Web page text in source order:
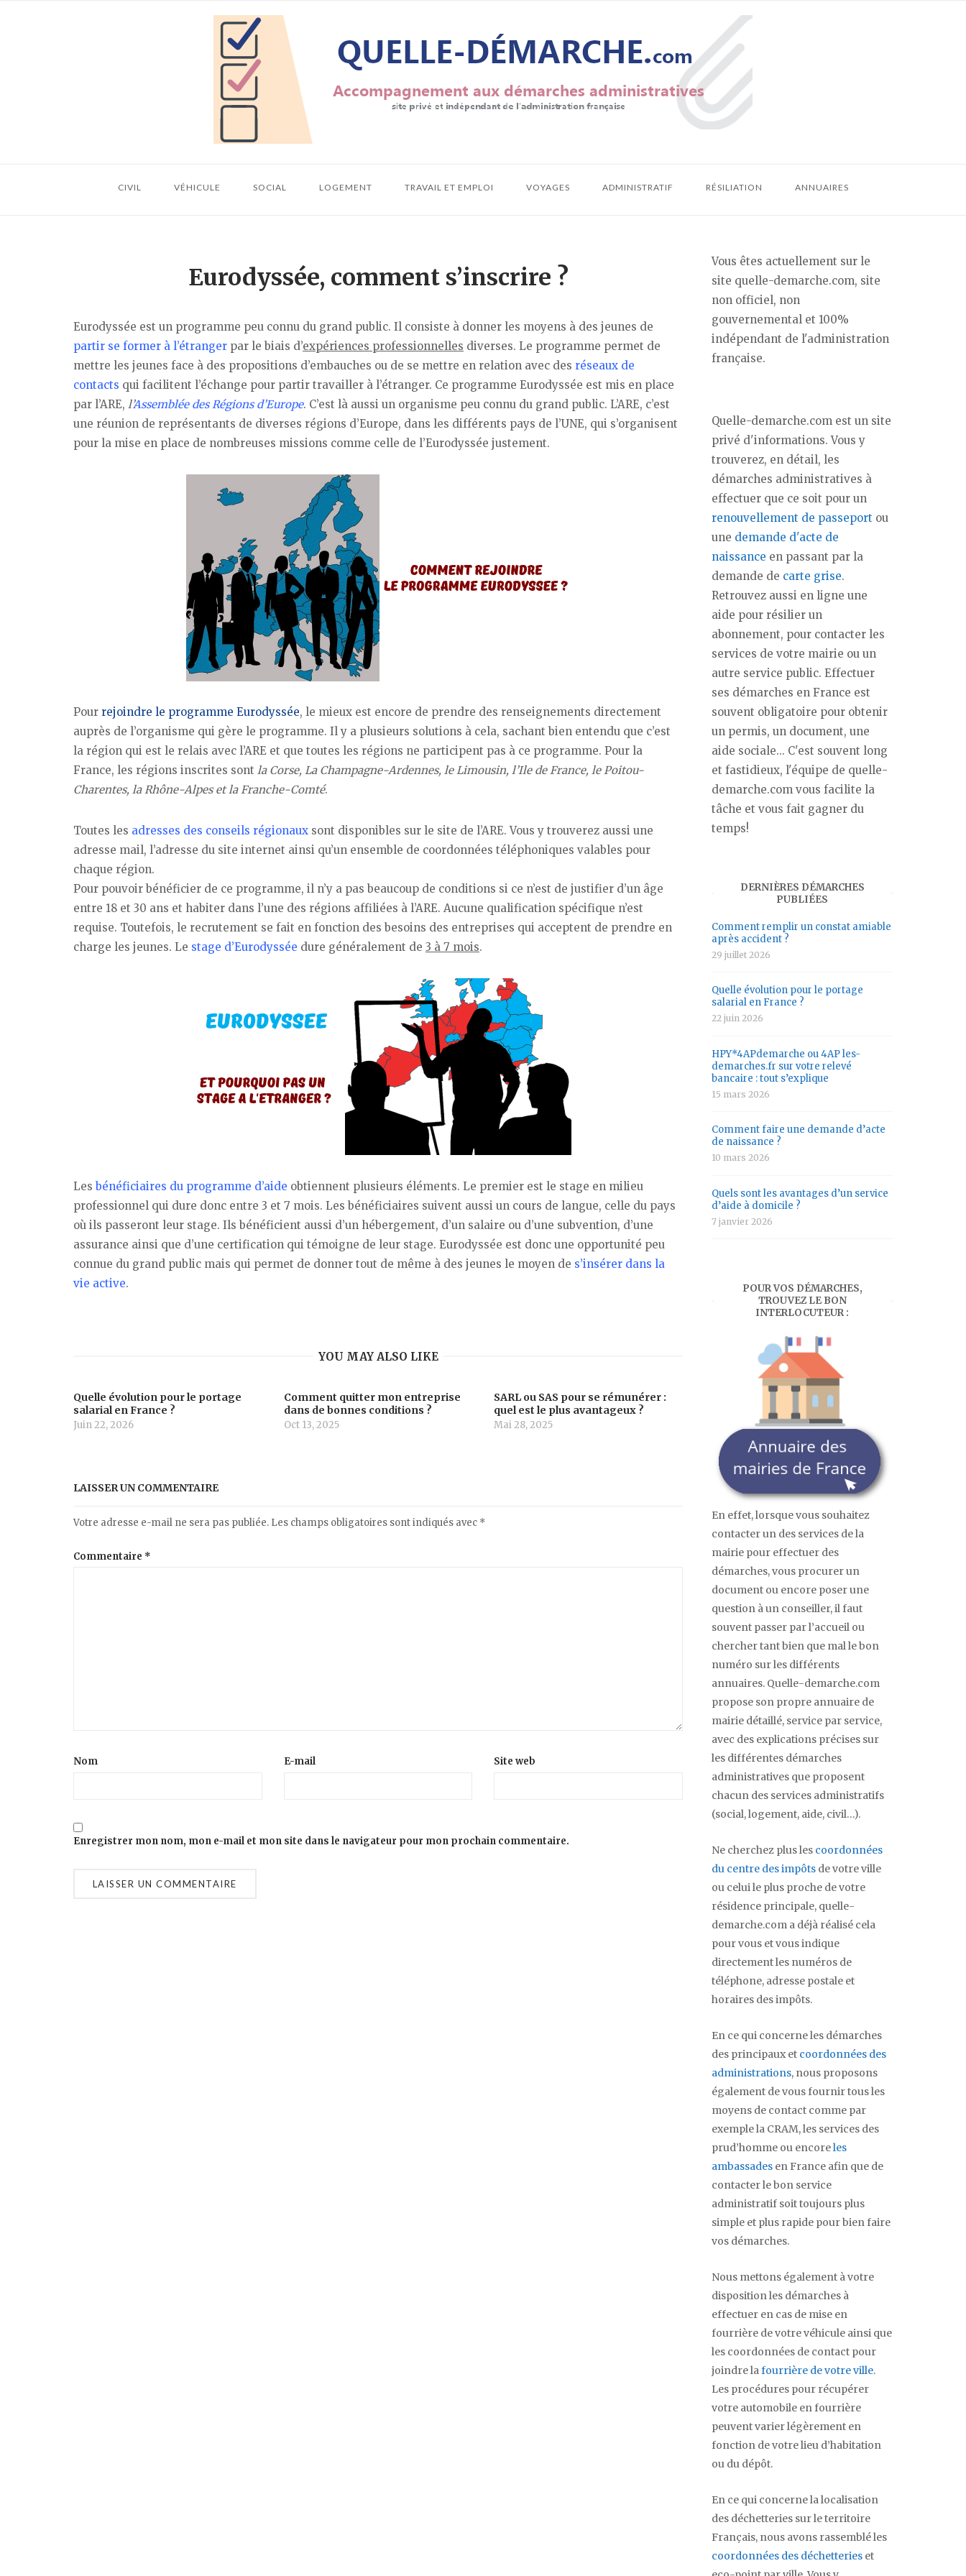
Home
CIVIL VÉHICULE SOCIAL LOGEMENT TRAVAIL ET EMPLOI VOYAGES ADMINISTRATIF RÉSILIATION ANNUAIRES
Eurodyssée, comment s’inscrire ?
Eurodyssée est un programme peu connu du grand public. Il consiste à donner les moyens à des jeunes de
partir se former à l’étranger par le biais d’expériences professionnelles diverses. Le programme permet de
mettre les jeunes face à des propositions d’embauches ou de se mettre en relation avec des réseaux de
contacts qui facilitent l’échange pour partir travailler à l’étranger. Ce programme Eurodyssée est mis en place
par l’ARE, l’Assemblée des Régions d’Europe. C’est là aussi un organisme peu connu du grand public. L’ARE, c’est
une réunion de représentants de diverses régions d’Europe, dans les différents pays de l’UNE, qui s’organisent
pour la mise en place de nombreuses missions comme celle de l’Eurodyssée justement.
Pour rejoindre le programme Eurodyssée, le mieux est encore de prendre des renseignements directement
auprès de l’organisme qui gère le programme. Il y a plusieurs solutions à cela, sachant bien entendu que c’est
la région qui est le relais avec l’ARE et que toutes les régions ne participent pas à ce programme. Pour la
France, les régions inscrites sont la Corse, La Champagne-Ardennes, le Limousin, l’Ile de France, le Poitou-
Charentes, la Rhône-Alpes et la Franche-Comté.
Toutes les adresses des conseils régionaux sont disponibles sur le site de l’ARE. Vous y trouverez aussi une
adresse mail, l’adresse du site internet ainsi qu’un ensemble de coordonnées téléphoniques valables pour
chaque région.
Pour pouvoir bénéficier de ce programme, il n’y a pas beaucoup de conditions si ce n’est de justifier d’un âge
entre 18 et 30 ans et habiter dans l’une des régions affiliées à l’ARE. Aucune qualification spécifique n’est
requise. Toutefois, le recrutement se fait en fonction des besoins des entreprises qui acceptent de prendre en
charge les jeunes. Le stage d’Eurodyssée dure généralement de 3 à 7 mois.
Lesbénéficiaires du programme d’aide obtiennent plusieurs éléments. Le premier est le stage en milieu
professionnel qui dure donc entre 3 et 7 mois. Les bénéficiaires suivent aussi un cours de langue, celle du pays
où ils passeront leur stage. Ils bénéficient aussi d’un hébergement, d’un salaire ou d’une subvention, d’une
assurance ainsi que d’une certification qui témoigne de leur stage. Eurodyssée est donc une opportunité peu
connue du grand public mais qui permet de donner tout de même à des jeunes le moyen de s’insérer dans la
vie active.
YOU MAY ALSO LIKE
Quelle évolution pour le portage
salarial en France ?
Juin 22, 2026
Comment quitter mon entreprise
dans de bonnes conditions ?
Oct 13, 2025
SARL ou SAS pour se rémunérer :
quel est le plus avantageux ?
Mai 28, 2025
LAISSER UN COMMENTAIRE
Votre adresse e-mail ne sera pas publiée. Les champs obligatoires sont indiqués avec *
Commentaire *
Nom E-mail Site web
Enregistrer mon nom, mon e-mail et mon site dans le navigateur pour mon prochain commentaire.
Vous êtes actuellement sur le
site quelle-demarche.com, site
non officiel, non
gouvernemental et 100%
indépendant de l'administration
française.
Quelle-demarche.com est un site
privé d'informations. Vous y
trouverez, en détail, les
démarches administratives à
effectuer que ce soit pour un
renouvellement de passeport ou
une demande d'acte de
naissance en passant par la
demande de carte grise.
Retrouvez aussi en ligne une
aide pour résilier un
abonnement, pour contacter les
services de votre mairie ou un
autre service public. Effectuer
ses démarches en France est
souvent obligatoire pour obtenir
un permis, un document, une
aide sociale... C'est souvent long
et fastidieux, l'équipe de quelle-
demarche.com vous facilite la
tâche et vous fait gagner du
temps!
DERNIÈRES DÉMARCHES
PUBLIÉES
Comment remplir un constat amiable
après accident ?
29 juillet 2026
Quelle évolution pour le portage
salarial en France ?
22 juin 2026
HPY*4APdemarche ou 4AP les-
demarches.fr sur votre relevé
bancaire : tout s’explique
15 mars 2026
Comment faire une demande d’acte
de naissance ?
10 mars 2026
Quels sont les avantages d’un service
d’aide à domicile ?
7 janvier 2026
POUR VOS DÉMARCHES,
TROUVEZ LE BON
INTERLOCUTEUR :
En effet, lorsque vous souhaitez
contacter un des services de la
mairie pour effectuer des
démarches, vous procurer un
document ou encore poser une
question à un conseiller, il faut
souvent passer par l’accueil ou
chercher tant bien que mal le bon
numéro sur les différents
annuaires. Quelle-demarche.com
propose son propre annuaire de
mairie détaillé, service par service,
avec des explications précises sur
les différentes démarches
administratives que proposent
chacun des services administratifs
(social, logement, aide, civil…).
Ne cherchez plus les coordonnées
du centre des impôts de votre ville
ou celui le plus proche de votre
résidence principale, quelle-
demarche.com a déjà réalisé cela
pour vous et vous indique
directement les numéros de
téléphone, adresse postale et
horaires des impôts.
En ce qui concerne les démarches
des principaux et coordonnées des
administrations, nous proposons
également de vous fournir tous les
moyens de contact comme par
exemple la CRAM, les services des
prud’homme ou encoreles
ambassades en France afin que de
contacter le bon service
administratif soit toujours plus
simple et plus rapide pour bien faire
vos démarches.
Nous mettons également à votre
disposition les démarches à
effectuer en cas de mise en
fourrière de votre véhicule ainsi que
les coordonnées de contact pour
joindre lafourrière de votre ville.
Les procédures pour récupérer
votre automobile en fourrière
peuvent varier légèrement en
fonction de votre lieu d’habitation
ou du dépôt.
En ce qui concerne la localisation
des déchetteries sur le territoire
Français, nous avons rassemblé les
coordonnées des déchetteries et